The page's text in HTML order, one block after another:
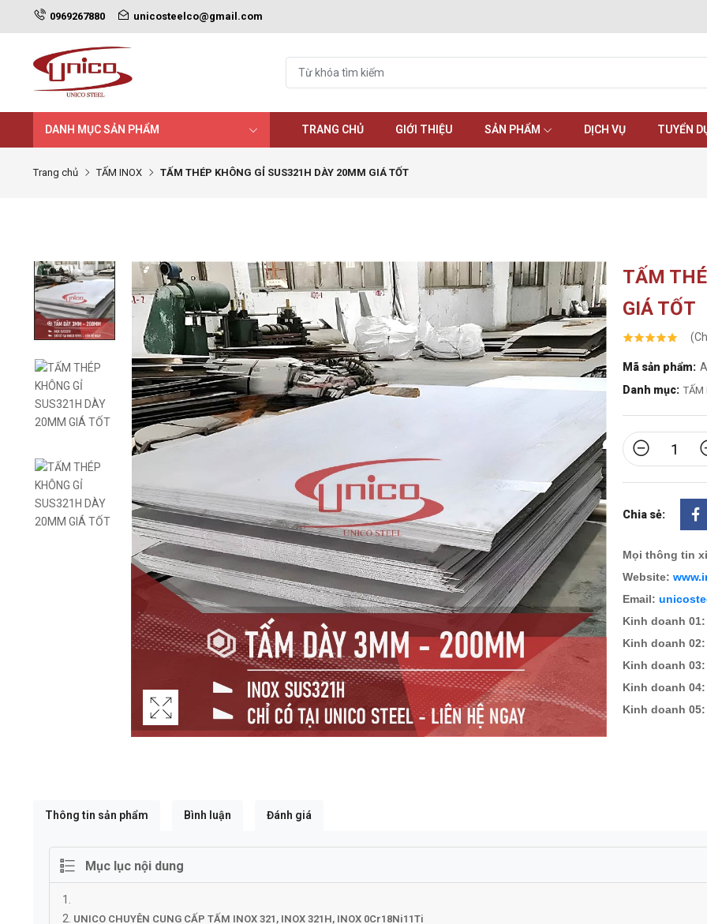
0969267880 unicosteelco@gmail.com
DANH MỤC SẢN PHẨM TRANG CHỦ GIỚI THIỆU SẢN PHẨM DỊCH VỤ TUYỂN
Trang chủ TẤM INOX TẤM THÉP KHÔNG GỈ SUS321H DÀY 20MM GIÁ TỐT
TẤM
GIÁ TỐT
Mã sản phẩm:
Danh mục: TẤM
Chia sẻ:
Mọi thông tin
Website:
Email:
Kinh doanh 01:
Kinh doanh 02:
Kinh doanh 03:
Kinh doanh 04:
Kinh doanh 05:
Thông tin sản phẩm Bình luận Đánh giá
Mục lục nội dung
UNICO CHUYÊN CUNG CẤP TẤM INOX 321, INOX 321H, INOX 0Cr18Ni11Ti